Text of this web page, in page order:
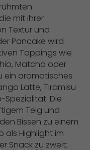
mit ihrer
Textur und
Pancake wird
Toppings wie
Matcha oder
ein aromatisches
Latte, Tiramisu
Spezialität. Die
Teig und
Bissen zu einem
als Highlight im
Snack zu zweit: